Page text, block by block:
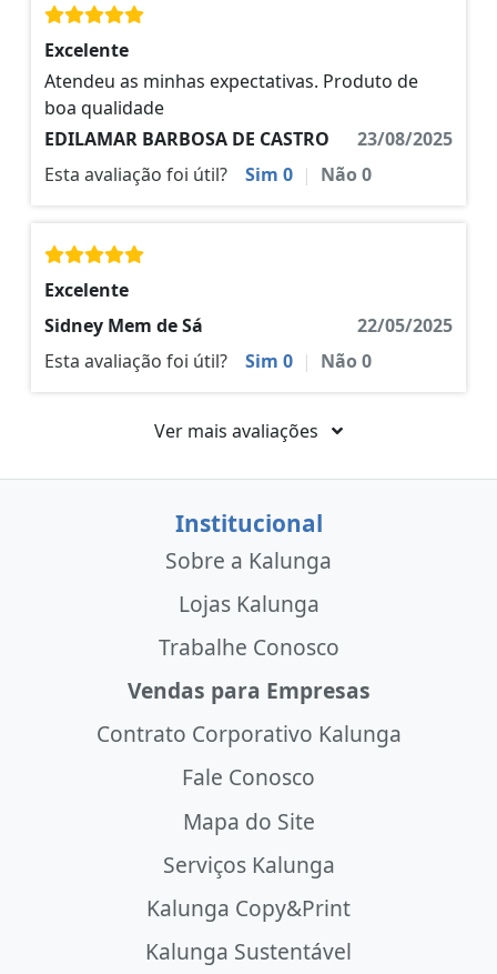
Excelente
Atendeu as minhas expectativas. Produto de
boa qualidade
EDILAMAR BARBOSA DE CASTRO
23/08/2025
Esta avaliação foi útil?
Sim 0 | Não0
Excelente
Sidney Mem de Sá
22/05/2025
Esta avaliação foi útil?
Sim 0 | Não0
Ver mais avaliações
Institucional
Sobre a Kalunga
Lojas Kalunga
Trabalhe Conosco
Vendas para Empresas
Contrato Corporativo Kalunga
Fale Conosco
Mapa do Site
Serviços Kalunga
Kalunga Copy&Print
Kalunga Sustentável